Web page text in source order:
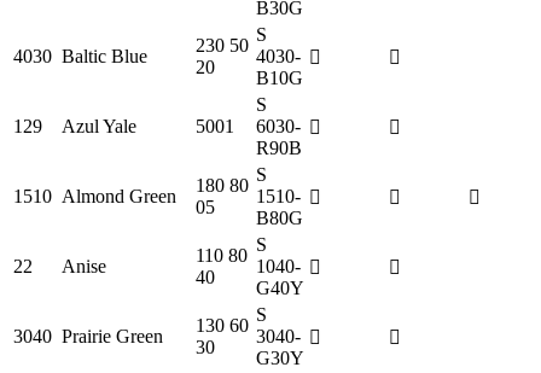
B30G
4030 Baltic Blue
230 50
20
S
4030-
B10G
129 Azul Yale 5001
S
6030-
R90B
1510 Almond Green
180 80
05
S
1510-
B80G
22 Anise
110 80
40
S
1040-
G40Y
3040 Prairie Green
130 60
30
S
3040-
G30Y